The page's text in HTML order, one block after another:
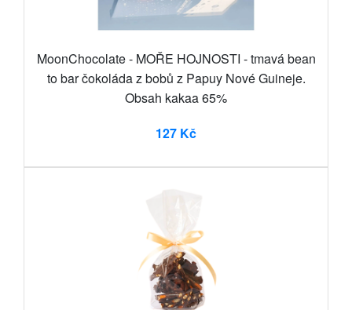
MoonChocolate - MOŘE HOJNOSTI - tmavá bean
to bar čokoláda z bobů z Papuy Nové Guineje.
Obsah kakaa 65%
127 Kč